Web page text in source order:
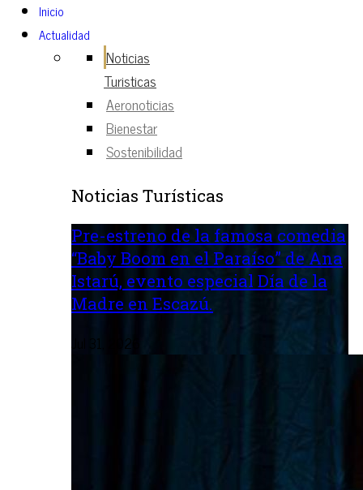
Inicio
Actualidad
Noticias
Turisticas
Aeronoticias
Bienestar
Sostenibilidad
Noticias Turísticas
Pre-estreno de la famosa comedia
“Baby Boom en el Paraíso” de Ana
Istarú, evento especial Día de la
Madre en Escazú.
Jul 31, 2026